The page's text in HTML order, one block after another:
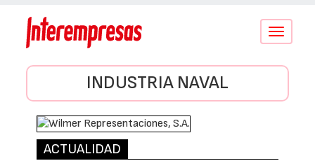
Conmutar
INDUSTRIA NAVAL
ACTUALIDAD